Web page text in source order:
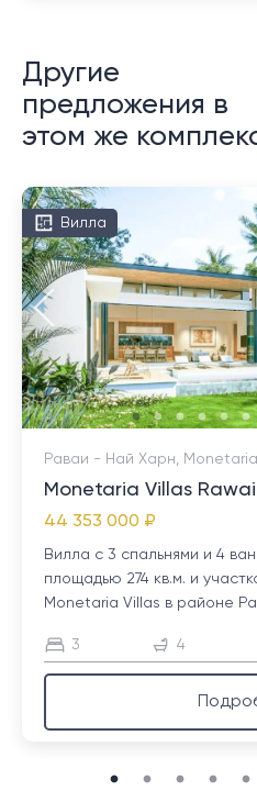
Другие
предложения в
этом же
Вилла
Раваи - Най Харн,
Monetaria Villas Rawai
44 353 000 ₽
Вилла с 3 спальнями и 4
площадью 274 кв.м. и
Monetaria Villas в районе
3 4